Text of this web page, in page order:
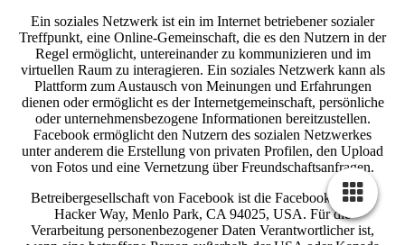
Ein soziales Netzwerk ist ein im Internet betriebener sozialer
Treffpunkt, eine Online-Gemeinschaft, die es den Nutzern in der
Regel ermöglicht, untereinander zu kommunizieren und im
virtuellen Raum zu interagieren. Ein soziales Netzwerk kann als
Plattform zum Austausch von Meinungen und Erfahrungen
dienen oder ermöglicht es der Internetgemeinschaft, persönliche
oder unternehmensbezogene Informationen bereitzustellen.
Facebook ermöglicht den Nutzern des sozialen Netzwerkes
unter anderem die Erstellung von privaten Profilen, den Upload
von Fotos und eine Vernetzung über Freundschaftsanfragen.
Betreibergesellschaft von Facebook ist die Facebook, Inc., 1
Hacker Way, Menlo Park, CA 94025, USA. Für die
Verarbeitung personenbezogener Daten Verantwortlicher ist,